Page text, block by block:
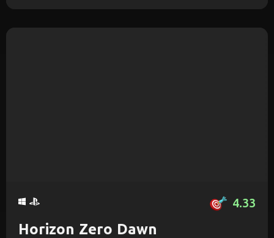
4.33
Horizon Zero Dawn